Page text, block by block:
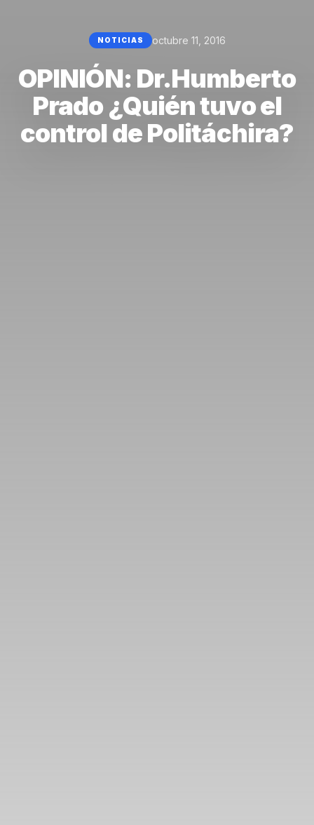
NOTICIAS octubre 11, 2016
OPINIÓN: Dr.Humberto
Prado ¿Quién tuvo el
control de Politáchira?